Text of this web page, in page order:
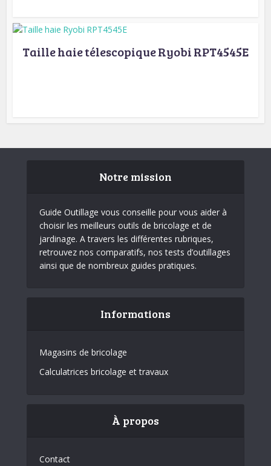
Taille haie télescopique Ryobi RPT4545E
Notre mission
Guide Outillage vous conseille pour vous aider à
choisir les meilleurs outils de bricolage et de
jardinage. A travers les différentes rubriques,
retrouvez nos comparatifs, nos tests d’outillages
ainsi que de nombreux guides pratiques.
Informations
Magasins de bricolage
Calculatrices bricolage et travaux
À propos
Contact